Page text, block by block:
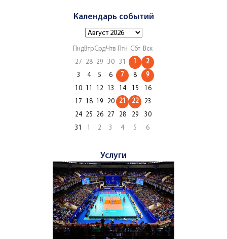
Календарь событий
ПндВтрСрдЧтв Птн Сбт Вск
27
28 29 30 31 1 2
3 4 5 6 7 8 9
10 12 13 14 15
16
17
18 19 20 21 22
23
24
25 26 27 28 29
30
31
2 3 4 5 6
Услуги